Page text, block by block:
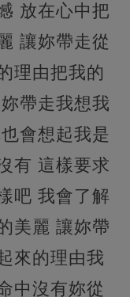
放在心中把
讓妳帶走從
理由把我的
帶走我想我
會想起我是
有 這樣要求
吧 我會了解
美麗 讓妳帶
來的理由我
中沒有妳從